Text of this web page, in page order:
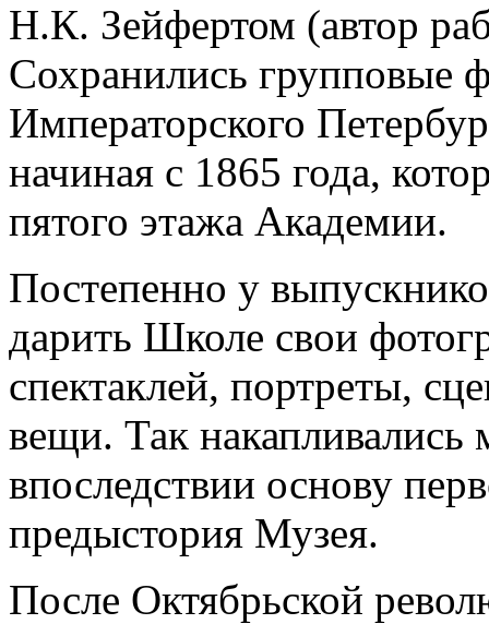
Н.К. Зейфертом (автор
Сохранились групповые
Императорского
начиная с 1865 года,
пятого этажа Академии.
Постепенно у
дарить Школе свои
спектаклей, портреты,
вещи. Так
впоследствии основу
предыстория Музея.
После Октябрьской